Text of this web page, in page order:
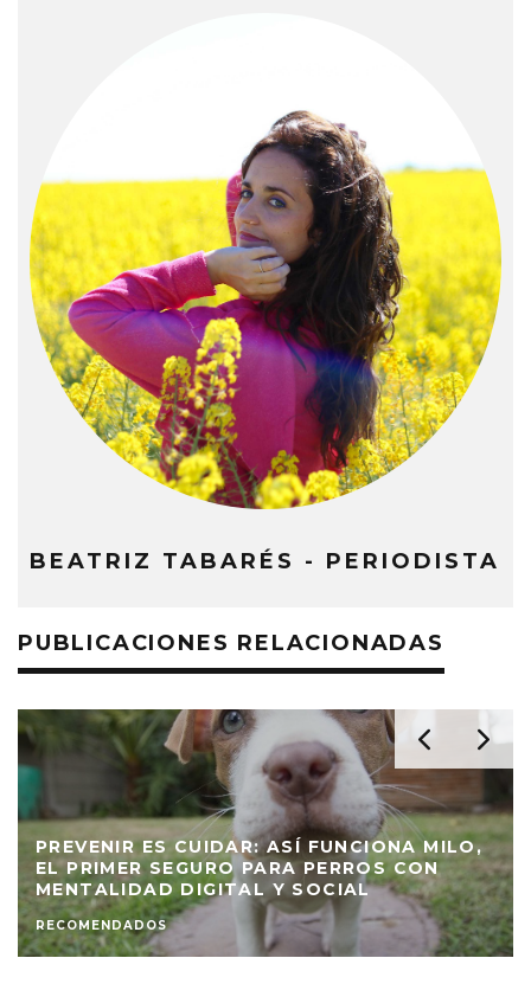
BEATRIZ TABARÉS - PERIODISTA
PUBLICACIONES RELACIONADAS
MILO,
¿PUEDE EL CBD AYUDAR A REDUCIR LA
AGRESIVIDAD EN LOS PERROS?
¿SABÍAS QUE?